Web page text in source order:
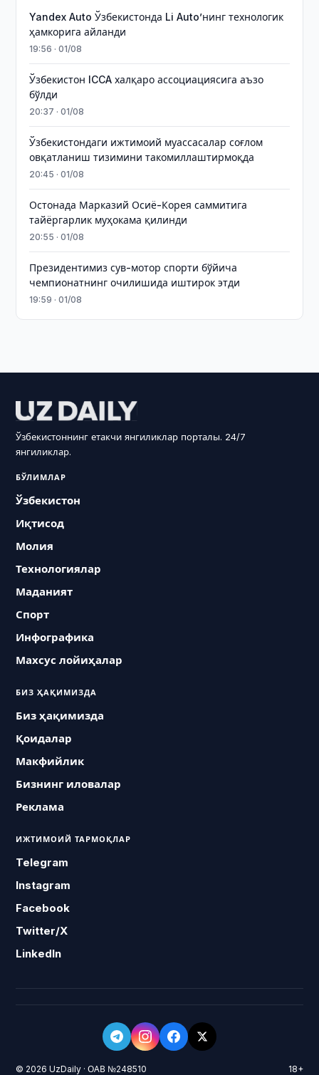
Yandex Auto Ўзбекистонда Li Auto’нинг технологик
ҳамкорига айланди
19:56 · 01/08
Ўзбекистон ICCA халқаро ассоциациясига аъзо
бўлди
20:37 · 01/08
Ўзбекистондаги ижтимоий муассасалар соғлом
овқатланиш тизимини такомиллаштирмоқда
20:45 · 01/08
Остонада Марказий Осиё-Корея саммитига
тайёргарлик муҳокама қилинди
20:55 · 01/08
Президентимиз сув-мотор спорти бўйича
чемпионатнинг очилишида иштирок этди
19:59 · 01/08
Ўзбекистоннинг етакчи янгиликлар порталы. 24/7
янгиликлар.
БЎЛИМЛАР
Ўзбекистон
Иқтисод
Молия
Технологиялар
Маданият
Спорт
Инфографика
Махсус лойиҳалар
БИЗ ҲАҚИМИЗДА
Биз ҳақимизда
Қоидалар
Макфийлик
Бизнинг иловалар
Реклама
ИЖТИМОИЙ ТАРМОҚЛАР
Telegram
Instagram
Facebook
Twitter/X
LinkedIn
© 2026 UzDaily · ОАВ №248510 18+